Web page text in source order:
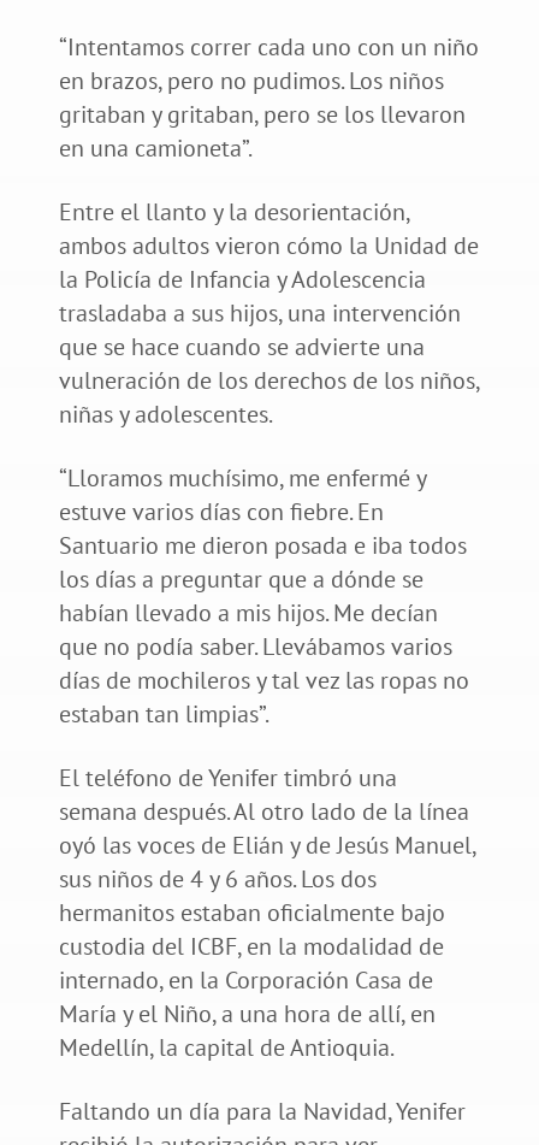
“Intentamos correr cada uno con un niño
en brazos, pero no pudimos. Los niños
gritaban y gritaban, pero se los llevaron
en una camioneta”.
Entre el llanto y la desorientación,
ambos adultos vieron cómo la Unidad de
la Policía de Infancia y Adolescencia
trasladaba a sus hijos, una intervención
que se hace cuando se advierte una
vulneración de los derechos de los niños,
niñas y adolescentes.
“Lloramos muchísimo, me enfermé y
estuve varios días con fiebre. En
Santuario me dieron posada e iba todos
los días a preguntar que a dónde se
habían llevado a mis hijos. Me decían
que no podía saber. Llevábamos varios
días de mochileros y tal vez las ropas no
estaban tan limpias”.
El teléfono de Yenifer timbró una
semana después. Al otro lado de la línea
oyó las voces de Elián y de Jesús Manuel,
sus niños de 4 y 6 años. Los dos
hermanitos estaban oficialmente bajo
custodia del ICBF, en la modalidad de
internado, en la Corporación Casa de
María y el Niño, a una hora de allí, en
Medellín, la capital de Antioquia.
Faltando un día para la Navidad, Yenifer